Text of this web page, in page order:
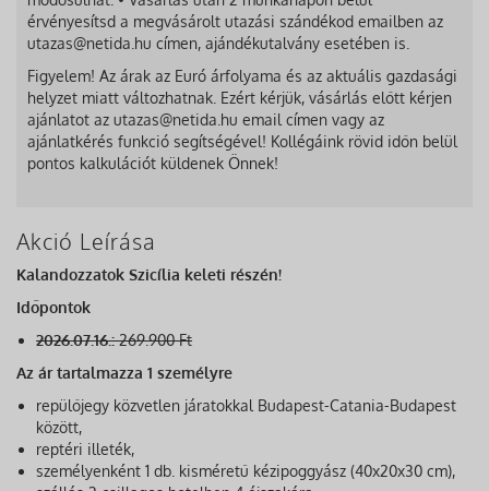
érvényesítsd a megvásárolt utazási szándékod emailben az
utazas@netida.hu címen, ajándékutalvány esetében is.
Figyelem! Az árak az Euró árfolyama és az aktuális gazdasági
helyzet miatt változhatnak. Ezért kérjük, vásárlás előtt kérjen
ajánlatot az utazas@netida.hu email címen vagy az
ajánlatkérés funkció segítségével! Kollégáink rövid időn belül
pontos kalkulációt küldenek Önnek!
Akció Leírása
Kalandozzatok Szicília keleti részén!
Időpontok
2026.07.16.:269.900 Ft
Az ár tartalmazza 1 személyre
repülőjegy közvetlen járatokkal Budapest-Catania-Budapest
között,
reptéri illeték,
személyenként 1 db. kisméretű kézipoggyász (40x20x30 cm),